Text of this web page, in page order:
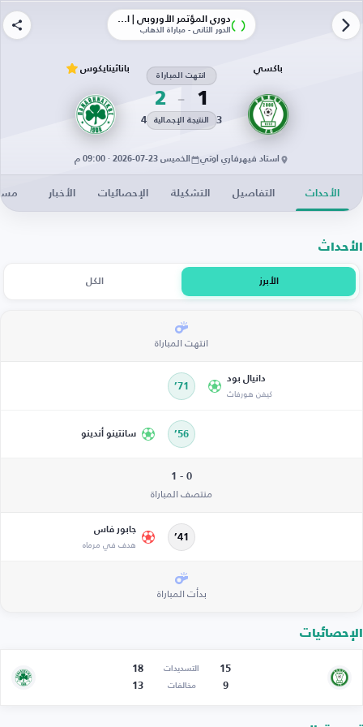
دوري المؤتمر الأوروبي | الأدوار الإقصائية
الدور الثاني - مباراة الذهاب
باكسي
1
انتهت المباراة
2
3 النتيجة الإجمالية 4
باناثينايكوس
استاد فيهرفاري أوتي الخميس 23-07-2026 · 09:00 م
الأحداث التفاصيل التشكيلة الإحصائيات الأخبار
الأحداث
الأبرز الكل
انتهت المباراة
دانيال بود
كيفن هورفاث 71’
56’ سانتينو أندينو
0 - 1
منتصف المباراة
41’
جابور فاس
هدف في مرماه
بدأت المباراة
الإحصائيات
15 التسديدات
18
9
مخالفات 13